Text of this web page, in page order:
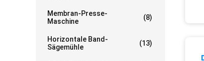
Membran-Presse-
Maschine
(8)
Horizontale Band-
Sägemühle
(13)